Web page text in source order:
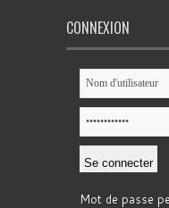
CONNEXION
Mot de passe